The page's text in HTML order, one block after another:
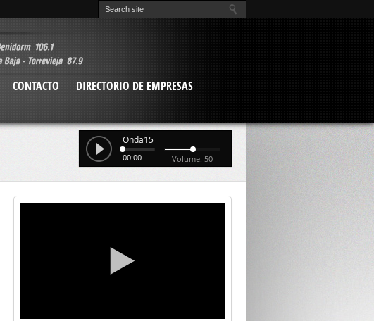
CONTACTO
DIRECTORIO DE EMPRESAS
Onda15
00:00 Volume: 50